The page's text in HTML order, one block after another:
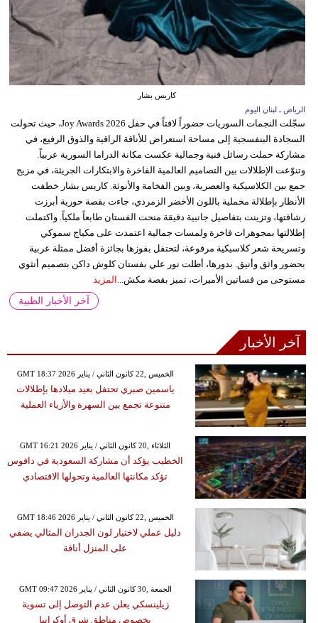
كاريس بشار
الرياض ـ لبنان اليوم
سجّلت النجمات السوريات حضوراً لافتاً في حفل Joy Awards 2026، حيث تحولت
السجادة البنفسجية إلى مساحة استعراض للأناقة الراقية والذوق الرفيع، في
مشاركة حملت رسائل فنية وجمالية عكست مكانة الدراما السورية عربياً.
وتنوّعت الإطلالات بين التصاميم العالمية الفاخرة والابتكارات الجريئة، في مزيج
جمع بين الكلاسيكية والعصرية، وبين الفخامة والأنوثة. كاريس بشار خطفت
الأنظار بإطلالة مخملية باللون الأخضر الزمردي، جاءت بقصة حورية أبرزت
رشاقتها، وتزينت بتفاصيل جانبية دقيقة منحت الفستان طابعاً ملكياً. واكتملت
إطلالتها بمجوهرات فاخرة ولمسات جمالية اعتمدت على مكياج سموكي
وتسريحة شعر كلاسيكية مرفوعة، لتحتفل بفوزها بجائزة أفضل ممثلة عربية
بحضور واثق وأنيق. بدورها، أطلت نور علي بفستان كلوش داكن بتصميم أنثوي
مستوحى من فساتين الأميرات، تميز بقصة مكش... المزيد
آخر الأخبار الطبية
آخر الأخبار
GMT 18:37 2026 الخميس ,22 كانون الثاني / يناير
ياسمين صبري تحتفل بعيد ميلادها بإطلالات
متنوعة تجمع بين السهرة والأزياء العملية
GMT 16:21 2026 الثلاثاء ,20 كانون الثاني / يناير
الخطيب يؤكد أن مشاركة السعودية في دافوس
تؤكد مكانتها العالمية وتحولها الاقتصادي
GMT 18:46 2026 الخميس ,22 كانون الثاني / يناير
دليل عملي لاختيار لون الجدران المثالي يضفي
على المنزل أناقة
GMT 09:47 2026 الجمعة ,30 كانون الثاني / يناير
زيلينسكي يعلن عدم التوصل إلى تسوية
بخصوص مناطق شرق أوكرانيا